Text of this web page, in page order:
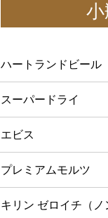
ハートラ
スーパ
エビ
プレミア
キリン ゼロイチ